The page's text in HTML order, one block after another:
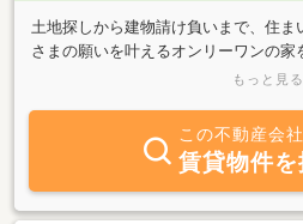
土地探しから建物請け負いまで、住
さまの願いを叶えるオンリーワンの家
ます。お客さまの希望を取り入れるこ
もっと見る
この不動産会
賃貸物件を